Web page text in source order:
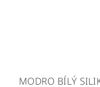
MODRO BÍLÝ